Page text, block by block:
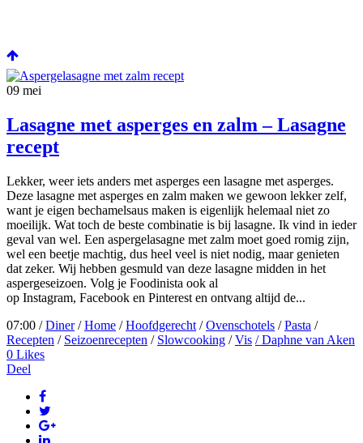
09 mei
Lasagne met asperges en zalm – Lasagne
recept
Lekker, weer iets anders met asperges een lasagne met asperges.
Deze lasagne met asperges en zalm maken we gewoon lekker zelf,
want je eigen bechamelsaus maken is eigenlijk helemaal niet zo
moeilijk. Wat toch de beste combinatie is bij lasagne. Ik vind in ieder
geval van wel. Een aspergelasagne met zalm moet goed romig zijn,
wel een beetje machtig, dus heel veel is niet nodig, maar genieten
dat zeker. Wij hebben gesmuld van deze lasagne midden in het
aspergeseizoen. Volg je Foodinista ook al
op Instagram, Facebook en Pinterest en ontvang altijd de...
07:00 /Diner/Home /Hoofdgerecht /Ovenschotels /Pasta /
Recepten / Seizoenrecepten / Slowcooking /Vis / Daphne van Aken
0 Likes
Deel